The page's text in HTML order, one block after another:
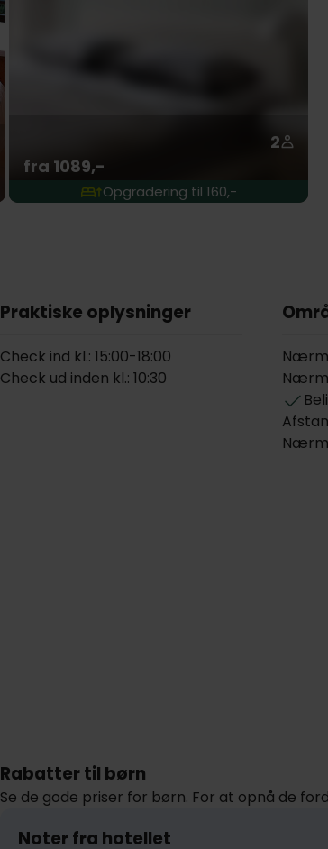
2
fra 1089,-
Opgradering til 160,-
Praktiske oplysninger
Check ind kl.: 15:00-18:00
Check ud inden kl.: 10:30
Rabatter til børn
Se de gode priser for børn. For at opnå de
Noter fra hotellet